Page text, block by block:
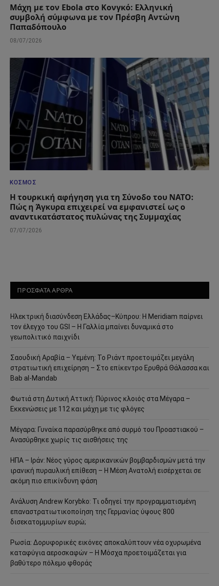
Μάχη με τον Ebola στο Κονγκό: Ελληνική
συμβολή σύμφωνα με τον Πρέσβη Αντώνη
Παπαδόπουλο
08/07/2026
ΚΌΣΜΟΣ
Η τουρκική αφήγηση για τη Σύνοδο του ΝΑΤΟ:
Πώς η Άγκυρα επιχειρεί να εμφανιστεί ως ο
αναντικατάστατος πυλώνας της Συμμαχίας
07/07/2026
ΠΡΟΣΦΑΤΑ ΑΡΘΡΑ
Ηλεκτρική διασύνδεση Ελλάδας–Κύπρου: Η Meridiam παίρνει
τον έλεγχο του GSI – Η Γαλλία μπαίνει δυναμικά στο
γεωπολιτικό παιχνίδι
Σαουδική Αραβία – Υεμένη: Το Ριάντ προετοιμάζει μεγάλη
στρατιωτική επιχείρηση – Στο επίκεντρο Ερυθρά Θάλασσα και
Bab al-Mandab
Φωτιά στη Δυτική Αττική: Πύρινος κλοιός στα Μέγαρα –
Εκκενώσεις με 112 και μάχη με τις φλόγες
Μέγαρα: Γυναίκα παρασύρθηκε από συρμό του Προαστιακού –
Ανασύρθηκε χωρίς τις αισθήσεις της
ΗΠΑ – Ιράν: Νέος γύρος αμερικανικών βομβαρδισμών μετά την
ιρανική πυραυλική επίθεση – Η Μέση Ανατολή εισέρχεται σε
ακόμη πιο επικίνδυνη φάση
Ανάλυση Andrew Korybko: Τι οδηγεί την προγραμματισμένη
επαναστρατιωτικοποίηση της Γερμανίας ύψους 800
δισεκατομμυρίων ευρώ;
Ρωσία: Δορυφορικές εικόνες αποκαλύπτουν νέα οχυρωμένα
καταφύγια αεροσκαφών – Η Μόσχα προετοιμάζεται για
βαθύτερο πόλεμο φθοράς